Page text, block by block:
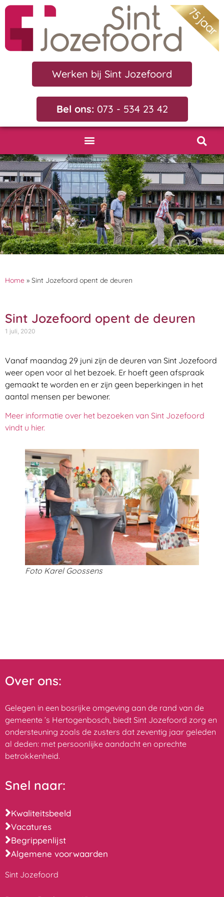
Werken bij Sint Jozefoord
Bel ons: 073 - 534 23 42
Home » Sint Jozefoord opent de deuren
Sint Jozefoord opent de deuren
1 juli, 2020
Vanaf maandag 29 juni zijn de deuren van Sint Jozefoord
weer open voor al het bezoek. Er hoeft geen afspraak
gemaakt te worden en er zijn geen beperkingen in het
aantal mensen per bewoner.
Meer informatie over het bezoeken van Sint Jozefoord
vindt u hier.
Foto Karel Goossens
Over ons:
Gelegen in een bosrijke omgeving aan de rand van de
gemeente ’s Hertogenbosch, biedt Sint Jozefoord zorg en
ondersteuning zoals de zusters dat zeventig jaar geleden
al deden: met persoonlijke aandacht en oprechte
betrokkenheid.
Snel naar:
Kwaliteitsbeeld
Vacatures
Begrippenlijst
Algemene voorwaarden
Sint Jozefoord